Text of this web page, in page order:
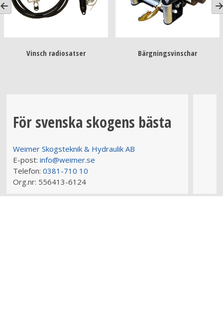
Vinsch radiosatser Bärgningsvinschar
För svenska skogens bästa
Weimer Skogsteknik & Hydraulik AB
E-post: info@weimer.se
Telefon: 0381-710 10
Org.nr: 556413-6124